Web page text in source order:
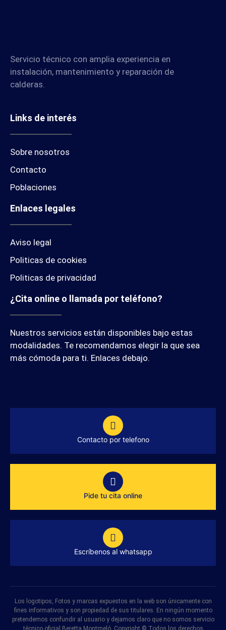
Servicio técnico con amplia experiencia en
instalación, mantenimiento y reparación de
calderas.
Links de interés
Sobre nosotros
Contacto
Poblaciones
Enlaces legales
Aviso legal
Politicas de cookies
Politicas de privacidad
¿Cita online o llamada por teléfono?
Nuestros servicios están disponibles bajo estas
modalidades. Te recomendamos elegir la que sea
más cómoda para ti. Enlaces debajo.
Contacto por telefono
Pide tu cita online
Escríbenos al whatsapp
Los logotipos, Fotos y marcas expuestos en la web son únicamente con
fines informativos y son propiedad de sus titulares. En ningún momento
pretendemos confundir al usuario y dejamos claro que no somos servicio
técnico oficial Beretta Montmeló. Copyright © Todos los derechos